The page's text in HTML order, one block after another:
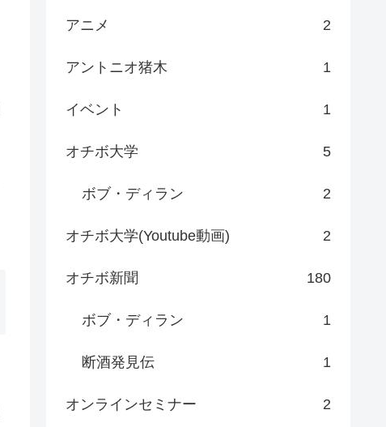
アニメ 2
アントニオ猪木 1
イベント 1
オチボ大学 5
ボブ・ディラン 2
オチボ大学(Youtube動画) 2
オチボ新聞 180
ボブ・ディラン 1
断酒発見伝 1
オンラインセミナー 2